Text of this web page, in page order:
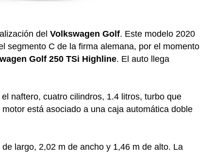
del Volkswagen Golf. Este modelo 2020
segmento C de la firma alemana, por el momento
Golf 250 TSi Highline. El auto llega
el naftero, cuatro cilindros, 1.4 litros, turbo que
está asociado a una caja automática doble
largo, 2,02 m de ancho y 1,46 m de alto. La